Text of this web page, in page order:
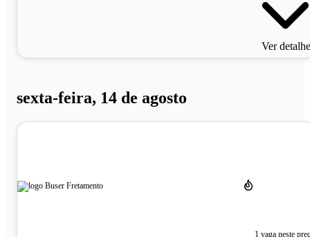
Ver
sexta-feira, 14 de agosto
1 vaga neste